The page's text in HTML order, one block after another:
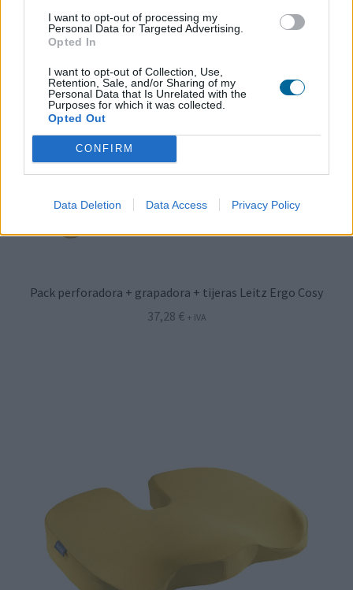
I want to opt-out of processing my
Personal Data for Targeted Advertising.
Opted In
I want to opt-out of Collection, Use,
Retention, Sale, and/or Sharing of my
Personal Data that Is Unrelated with the
Purposes for which it was collected.
Opted Out
CONFIRM
Data Deletion Data Access Privacy Policy
Pack perforadora + grapadora + tijeras Leitz Ergo Cosy
37,28 € + IVA